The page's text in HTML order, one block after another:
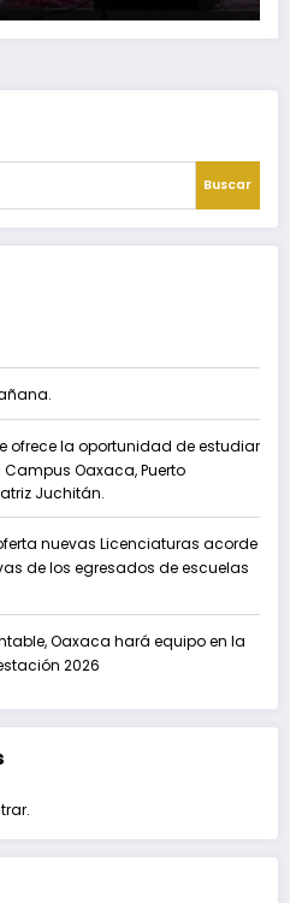
Buscar
ofrece la oportunidad de estudiar
Oaxaca, Puerto
Juchitán.
nuevas Licenciaturas acorde
de los egresados de escuelas
Oaxaca hará equipo en la
2026